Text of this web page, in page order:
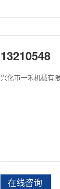
13210548
兴化市一禾机械有
在线咨询